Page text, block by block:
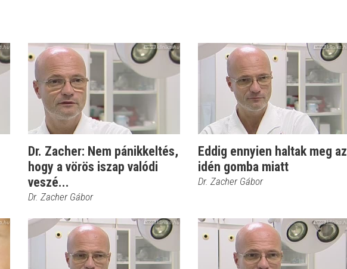
Dr. Zacher: Nem pánikkeltés,
hogy a vörös iszap valódi
veszé...
Dr. Zacher Gábor
Eddig ennyien haltak meg az
idén gomba miatt
Dr. Zacher Gábor